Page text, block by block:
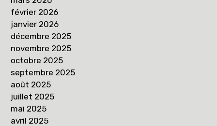
février 2026
janvier 2026
décembre 2025
novembre 2025
octobre 2025
septembre 2025
août 2025
juillet 2025
mai 2025
avril 2025